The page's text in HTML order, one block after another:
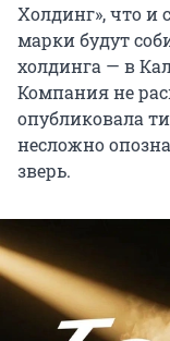
Холдинг», что и
марки будут
холдинга — в
Компания не
опубликовала
несложно
зверь.